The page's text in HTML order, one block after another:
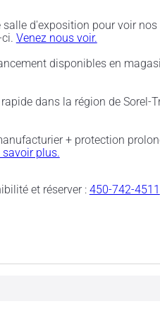
d'exposition pour voir nos
Venez nous voir.
disponibles en
dans la région de Sorel-
+ protection
savoir plus.
et réserver : 450-742-4511